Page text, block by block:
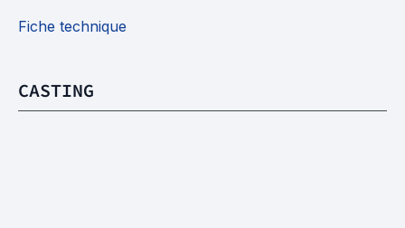
Fiche technique
CASTING